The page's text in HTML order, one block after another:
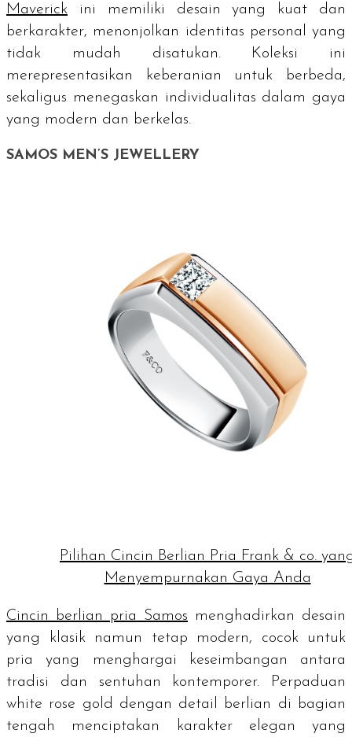
Maverick ini memiliki desain yang kuat dan
berkarakter, menonjolkan identitas personal yang
tidak mudah disatukan. Koleksi ini
merepresentasikan keberanian untuk berbeda,
sekaligus menegaskan individualitas dalam gaya
yang modern dan berkelas.
SAMOS MEN’S JEWELLERY
Pilihan Cincin Berlian Pria Frank & co.
Menyempurnakan Gaya Anda
Cincin berlian pria Samos menghadirkan desain
yang klasik namun tetap modern, cocok untuk
pria yang menghargai keseimbangan antara
tradisi dan sentuhan kontemporer. Perpaduan
white rose gold dengan detail berlian di bagian
tengah menciptakan karakter elegan yang